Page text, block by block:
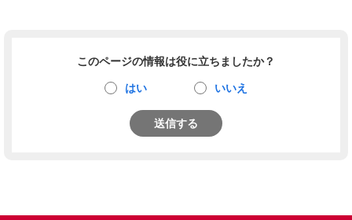
このページの情報は役に立ちましたか？
はい いいえ
送信する